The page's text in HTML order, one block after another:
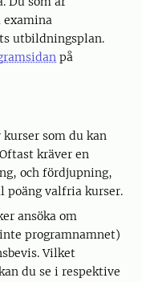
examina
utbildningsplan.
på
som du kan
kräver en
och fördjupning,
poäng valfria kurser.
ansöka om
programnamnet)
Vilket
du se i respektive